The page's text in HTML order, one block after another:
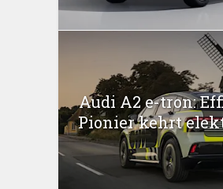
Audi A2 e-tron:
Pionier kehrt